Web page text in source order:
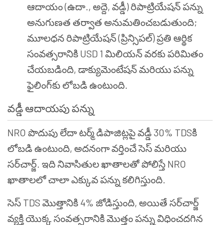
ఆదాయం (ఉదా., అద్దె, వడ్డీ) రిపాట్రియేషన్ పన్ను
అనుగుణత తర్వాత అనుమతించబడుతుంది;
మూలధన రిపాట్రియేషన్ (ప్రిన్సిపల్) ప్రతి ఆర్థిక
సంవత్సరానికి USD 1 మిలియన్ వరకు పరిమితం
చేయబడింది, డాక్యుమెంటేషన్ మరియు పన్ను
ఫైలింగ్‌కు లోబడి ఉంటుంది.
వడ్డీ ఆదాయపు పన్ను
NRO పొదుపు లేదా టర్మ్ డిపాజిట్లపై వడ్డీ 30% TDSకి
లోబడి ఉంటుంది, అదనంగా వర్తించే సెస్ మరియు
సర్‌చార్జ్. ఇది నివాసితుల ఖాతాలతో పోలిస్తే NRO
ఖాతాలలో చాలా ఎక్కువ పన్ను కలిగిస్తుంది.
సెస్ TDS మొత్తానికి 4% జోడిస్తుంది, అయితే సర్‌చార్జ్
వ్యక్తి యొక్క సంవత్సరానికి మొత్తం పన్ను విధించదగిన